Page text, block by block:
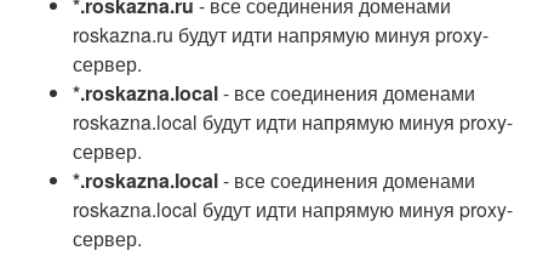
*.roskazna.ru - все соединения доменами
roskazna.ru будут идти напрямую минуя proxy-
сервер.
*.roskazna.local- все соединения доменами
roskazna.local будут идти напрямую минуя proxy-
сервер.
*.roskazna.local- все соединения доменами
roskazna.local будут идти напрямую минуя proxy-
сервер.